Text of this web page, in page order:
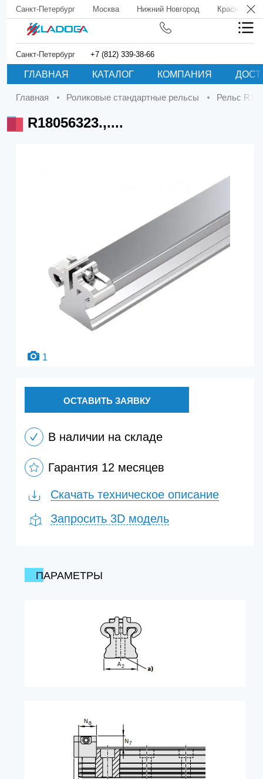
Санкт-Петербург Москва Нижний Новгород Краснодар
Санкт-Петербург +7 (812) 339-38-66
ГЛАВНАЯ КАТАЛОГ КОМПАНИЯ
Главная Роликовые стандартные рельсы Рельс
R18056323.,....
1
ОСТАВИТЬ ЗАЯВКУ
В наличии на складе
Гарантия 12 месяцев
Скачать техническое описание
Запросить 3D модель
ПАРАМЕТРЫ